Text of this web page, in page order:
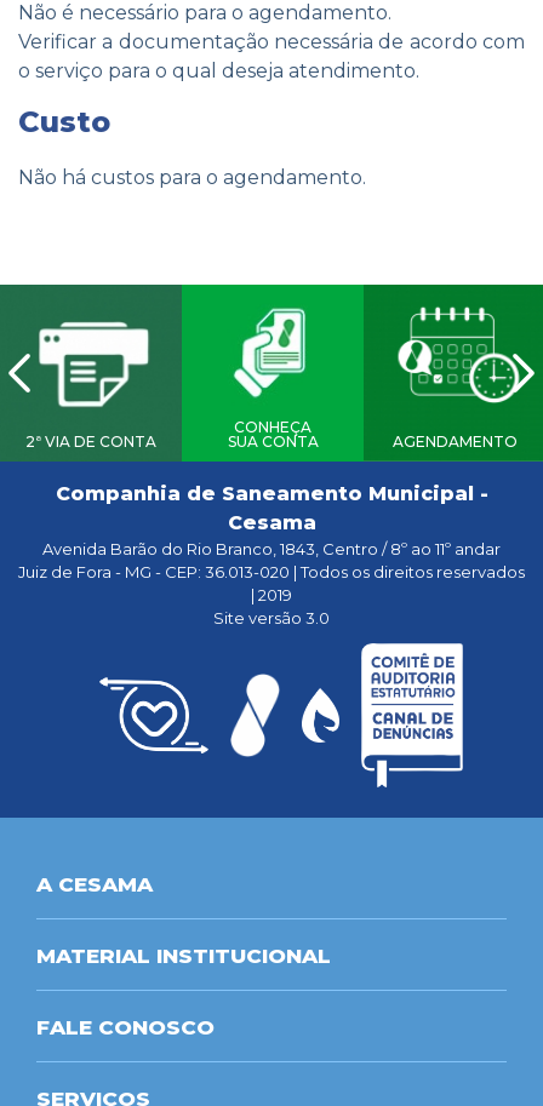
Não é necessário para o agendamento.
Verificar a documentação necessária de acordo com
o serviço para o qual deseja atendimento.
Custo
Não há custos para o agendamento.
2ª VIA DE CONTA
CONHEÇA
SUA CONTA
AGENDAMENTO
Companhia de Saneamento Municipal -
Cesama
Avenida Barão do Rio Branco, 1843, Centro / 8º ao 11º andar
Juiz de Fora - MG - CEP: 36.013-020 | Todos os direitos reservados
| 2019
Site versão 3.0
A CESAMA
MATERIAL INSTITUCIONAL
FALE CONOSCO
SERVIÇOS